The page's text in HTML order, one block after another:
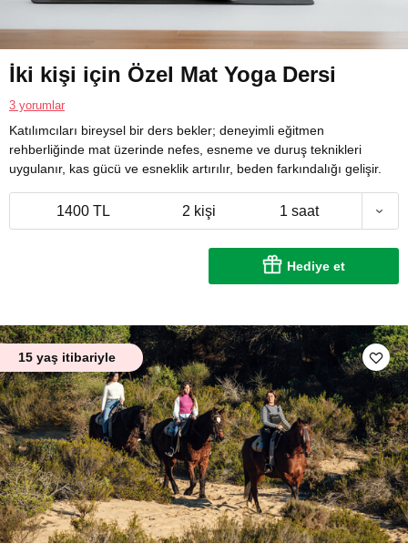
İki kişi için Özel Mat Yoga Dersi
3 yorumlar
Katılımcıları bireysel bir ders bekler; deneyimli eğitmen
rehberliğinde mat üzerinde nefes, esneme ve duruş teknikleri
uygulanır, kas gücü ve esneklik artırılır, beden farkındalığı gelişir.
1400 TL 2 kişi 1 saat
Hediye et
15 yaş itibariyle